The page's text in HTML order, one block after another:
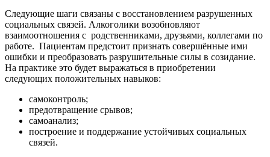
Следующие шаги связаны с восстановлением разрушенных
социальных связей. Алкоголики возобновляют
взаимоотношения с родственниками, друзьями, коллегами по
работе. Пациентам предстоит признать совершённые ими
ошибки и преобразовать разрушительные силы в созидание.
На практике это будет выражаться в приобретении
следующих положительных навыков:
самоконтроль;
предотвращение срывов;
самоанализ;
построение и поддержание устойчивых социальных
связей.